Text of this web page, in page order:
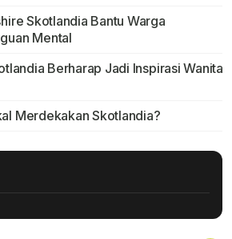
Skotlandia Bantu Warga
Mental
Berharap Jadi Inspirasi Wanita
Merdekakan Skotlandia?